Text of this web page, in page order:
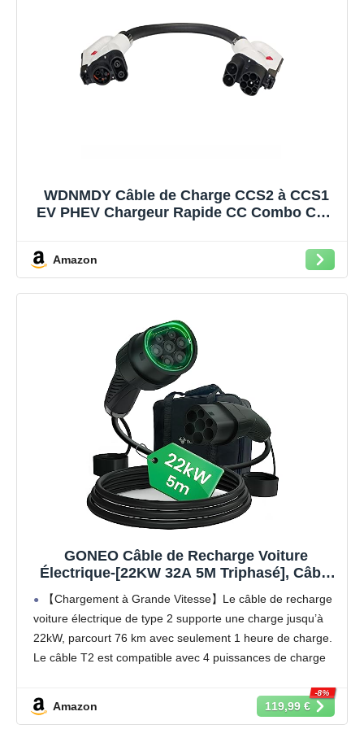
WDNMDY Câble de Charge CCS2 à CCS1
EV PHEV Chargeur Rapide CC Combo CCS
câble EVSE de 0,5 m 1000V DC 150A (Color
Amazon
GONEO Câble de Recharge Voiture
Électrique-[22KW 32A 5M Triphasé], Câble
Type 2 à Type 2 EV/PHEV, Câble T2 avec
Sac de Transport, Compatible avec Model
3/S/X/Y, e-208, ID.5, E-Tron, IONIQ 5, Zoe,
etc
【Chargement à Grande Vitesse】Le câble de recharge
voiture électrique de type 2 supporte une charge jusqu’à
22kW, parcourt 76 km avec seulement 1 heure de charge.
Le câble T2 est compatible avec 4 puissances de charge
【Conception Sécurisée】Nos câbles type 2 vous permet
de recharger votre voiture en toute confiance sur n’importe
Amazon 119,99 €
-8%